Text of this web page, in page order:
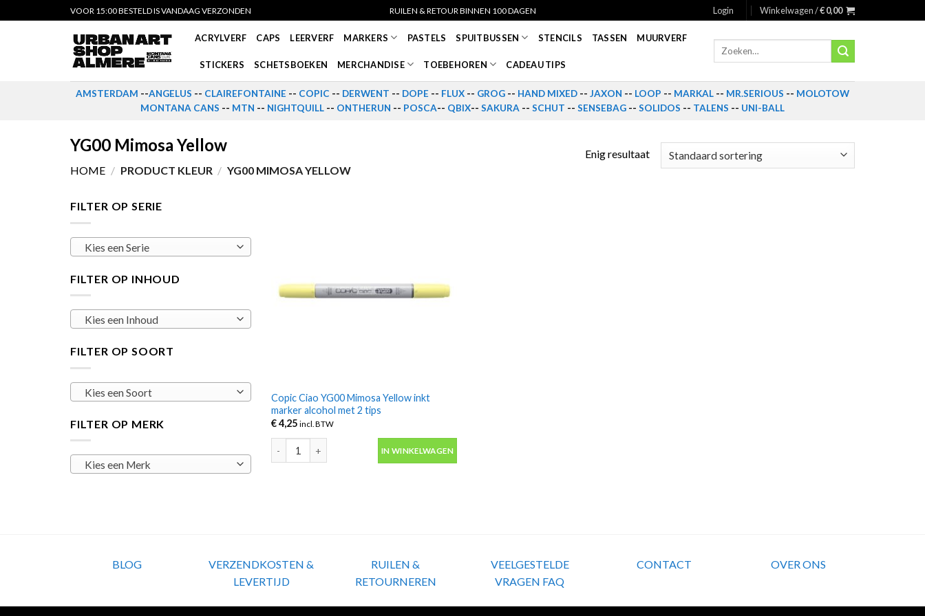
to
VOOR 15:00 BESTELD IS VANDAAG VERZONDEN RUILEN & RETOUR BINNEN 100 DAGEN Login Winkelwagen /€0,00
ACRYLVERF CAPS LEERVERF MARKERS PASTELS SPUITBUSSEN STENCILS TASSEN MUURVERF
STICKERS SCHETSBOEKEN MERCHANDISE TOEBEHOREN CADEAU TIPS
Zoeken
AMSTERDAM --ANGELUS -- CLAIREFONTAINE -- COPIC -- DERWENT -- DOPE -- FLUX -- GROG -- HAND MIXED -- JAXON -- LOOP -- MARKAL -- MR.SERIOUS -- MOLOTOW
MONTANA CANS -- MTN -- NIGHTQUILL -- ONTHERUN -- POSCA-- QBIX-- SAKURA -- SCHUT -- SENSEBAG -- SOLIDOS -- TALENS -- UNI-BALL
YG00 Mimosa Yellow
HOME / PRODUCT KLEUR / YG00 MIMOSA YELLOW
Enig resultaat
FILTER OP SERIE
Kies een Serie
FILTER OP INHOUD
Kies een Inhoud
FILTER OP SOORT
Kies een Soort
FILTER OP MERK
Kies een Merk
Copic Ciao YG00 Mimosa Yellow inkt
marker alcohol met 2 tips
€4,25 incl. BTW
IN WINKELWAGEN
BLOG
VERZENDKOSTEN &
LEVERTIJD
RUILEN &
RETOURNEREN
VEELGESTELDE
VRAGEN FAQ
CONTACT OVER ONS